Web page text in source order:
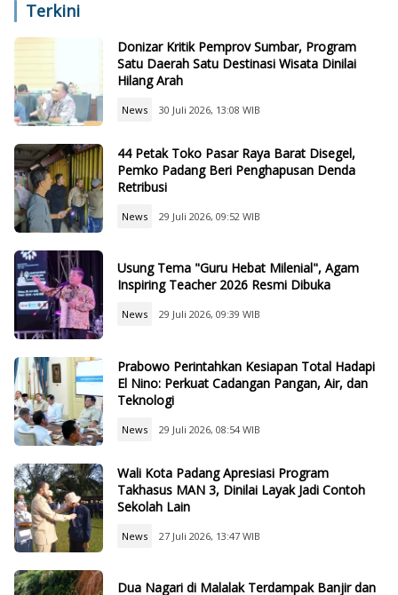
Terkini
Donizar Kritik Pemprov Sumbar, Program
Satu Daerah Satu Destinasi Wisata Dinilai
Hilang Arah
News 30 Juli 2026, 13:08 WIB
44 Petak Toko Pasar Raya Barat Disegel,
Pemko Padang Beri Penghapusan Denda
Retribusi
News 29 Juli 2026, 09:52 WIB
Usung Tema "Guru Hebat Milenial", Agam
Inspiring Teacher 2026 Resmi Dibuka
News 29 Juli 2026, 09:39 WIB
Prabowo Perintahkan Kesiapan Total Hadapi
El Nino: Perkuat Cadangan Pangan, Air, dan
Teknologi
News 29 Juli 2026, 08:54 WIB
Wali Kota Padang Apresiasi Program
Takhasus MAN 3, Dinilai Layak Jadi Contoh
Sekolah Lain
News 27 Juli 2026, 13:47 WIB
Dua Nagari di Malalak Terdampak Banjir dan